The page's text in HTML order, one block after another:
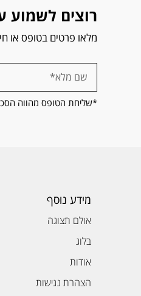
רוצים לשמוע
מלאו פרטים בטופס או
*שליחת הטופס מהווה
מידע נוסף
אולם תצוגה
בלוג
אודות
הצהרת נגישות